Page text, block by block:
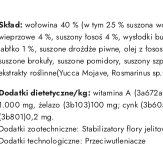
wołowina 40 % (w tym 25 % suszona
4 %, suszony łosoś 4 %, wysłodki
1 %, suszone drożdże piwne, olej z
brokuły, suszone pomidory, suszony
roślinne(Yucca Mojave, Rosmarinus
dietetyczne/kg: witamina A
mg, żelazo (3b103)100 mg; cynk
mg.
zootechniczne: Stabilizatory flory
technologiczne: Przeciwutleniacze